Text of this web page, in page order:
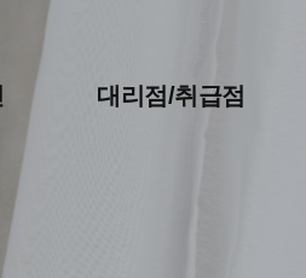
대리점/취급점